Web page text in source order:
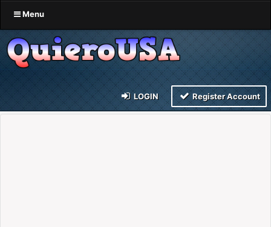
Menu
LOGIN Register Account